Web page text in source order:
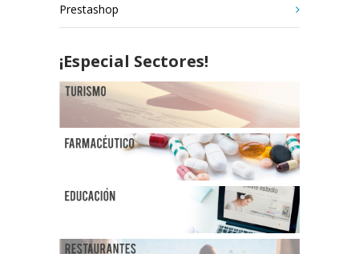
Prestashop
¡Especial Sectores!